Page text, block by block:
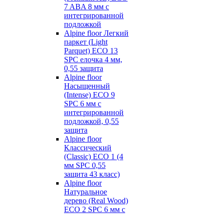
7 ABA 8 мм с
интегрированной
подложкой
Alpine floor Легкий
паркет (Light
Parquet) ECO 13
SPC елочка 4 мм,
0,55 защита
Alpine floor
Насыщенный
(Intense) ECO 9
SPC 6 мм с
интегрированной
подложкой, 0,55
защита
Alpine floor
Классический
(Classic) ECO 1 (4
мм SPC 0,55
защита 43 класс)
Alpine floor
Натуральное
дерево (Real Wood)
ECO 2 SPC 6 мм с